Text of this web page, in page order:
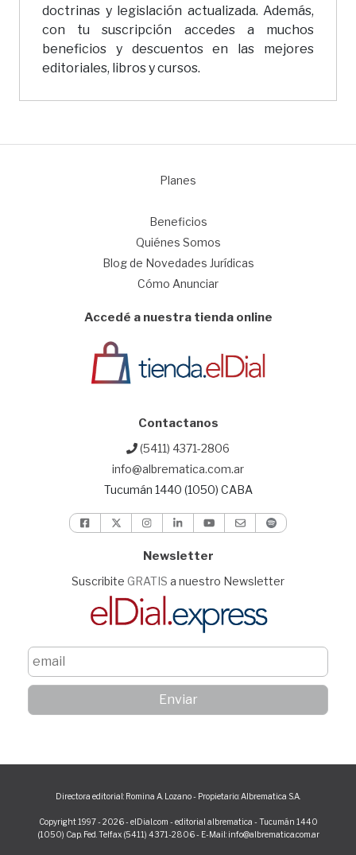
doctrinas y legislación actualizada. Además,
con tu suscripción accedes a muchos
beneficios y descuentos en las mejores
editoriales, libros y cursos.
Planes
Beneficios
Quiénes Somos
Blog de Novedades Jurídicas
Cómo Anunciar
Accedé a nuestra tienda online
Contactanos
(5411) 4371-2806
info@albrematica.com.ar
Tucumán 1440 (1050) CABA
Newsletter
Suscribite GRATIS a nuestro Newsletter
Directora editorial: Romina A. Lozano - Propietario: Albrematica S.A.
Copyright 1997 - 2026 - elDial.com - editorial albrematica - Tucumán 1440
(1050) Cap. Fed. Telfax (5411) 4371-2806 - E-Mail: info@albrematica.com.ar